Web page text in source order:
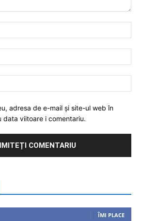
adresa de e-mail și site-ul web în
viitoare i comentariu.
ÎMI PLACE